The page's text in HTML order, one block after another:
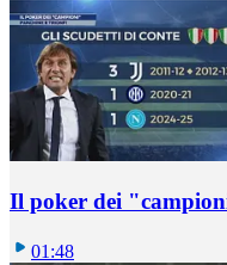
Il poker dei
01:48